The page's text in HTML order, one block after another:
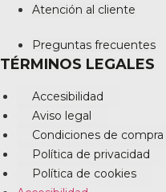
Atención al cliente
Preguntas frecuentes
TÉRMINOS LEGALES
Accesibilidad
Aviso legal
Condiciones de compra
Política de privacidad
Política de cookies